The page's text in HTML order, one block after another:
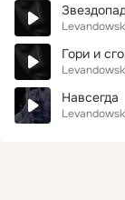
Гори и
Навсегда